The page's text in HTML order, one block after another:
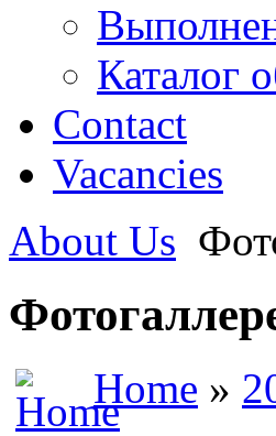
Каталог
Contact
Vacancies
About Us
Home »